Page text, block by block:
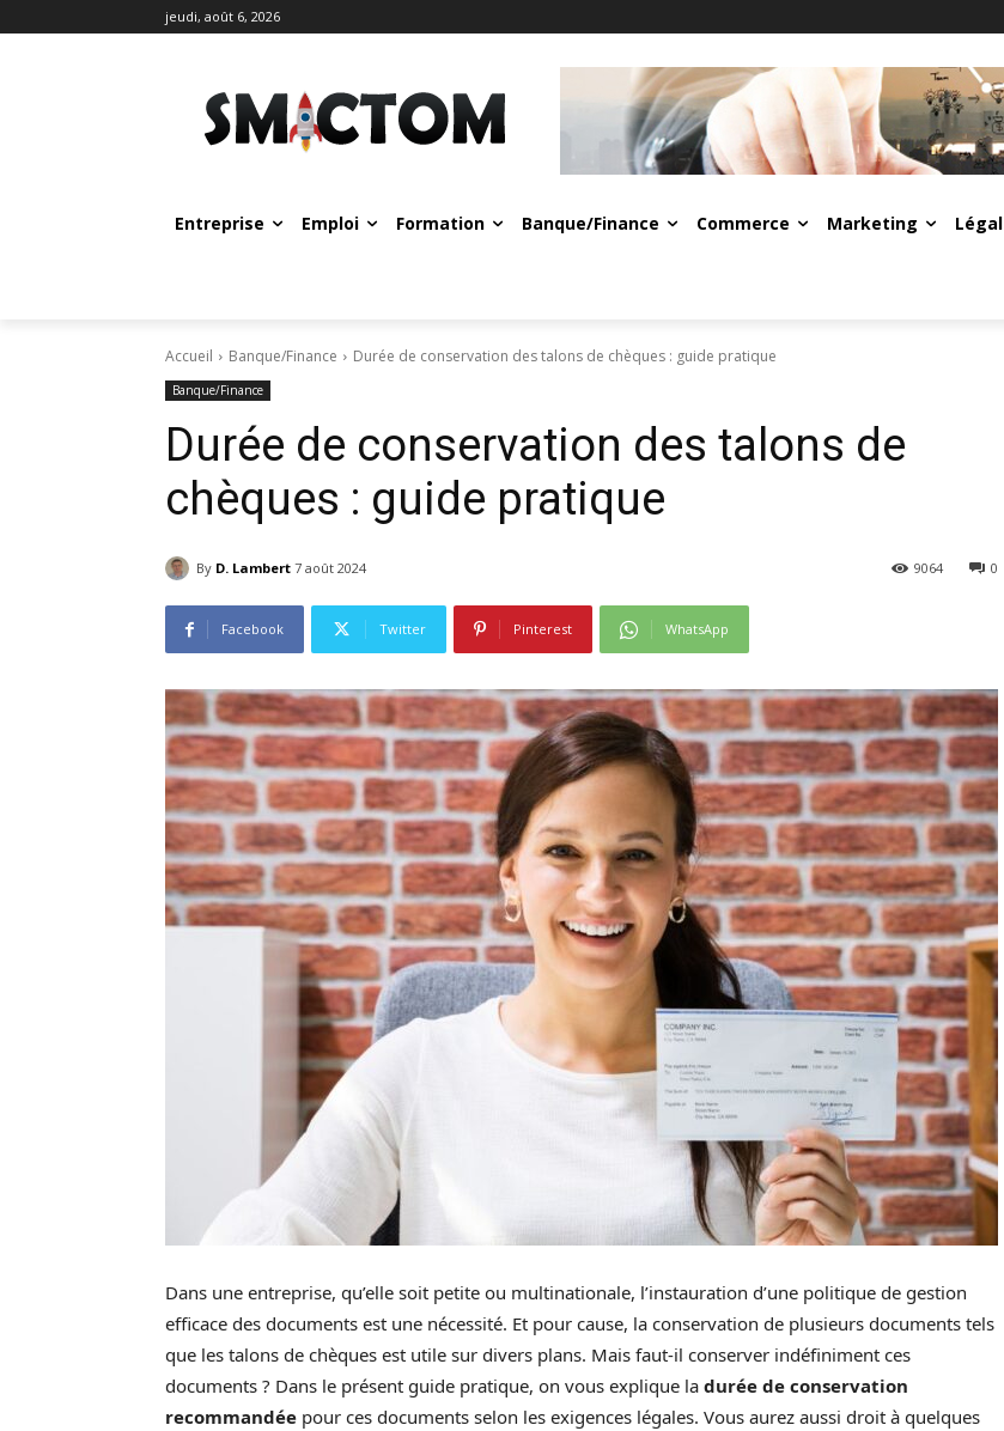
jeudi, août 6, 2026
Entreprise Emploi Formation Banque/Finance Commerce Marketing Légal
Accueil Banque/Finance Durée de conservation des talons de chèques : guide pratique
Banque/Finance
Durée de conservation des talons de
chèques : guide pratique
By D. Lambert 7 août 2024 0
9064
Facebook Twitter Pinterest WhatsApp
Dans une entreprise, qu’elle soit petite ou multinationale, l’instauration d’une politique de gestion
efficace des documents est une nécessité. Et pour cause, la conservation de plusieurs documents tels
que les talons de chèques est utile sur divers plans. Mais faut-il conserver indéfiniment ces
documents ? Dans le présent guide pratique, on vous explique la durée de conservation
recommandée pour ces documents selon les exigences légales. Vous aurez aussi droit à quelques